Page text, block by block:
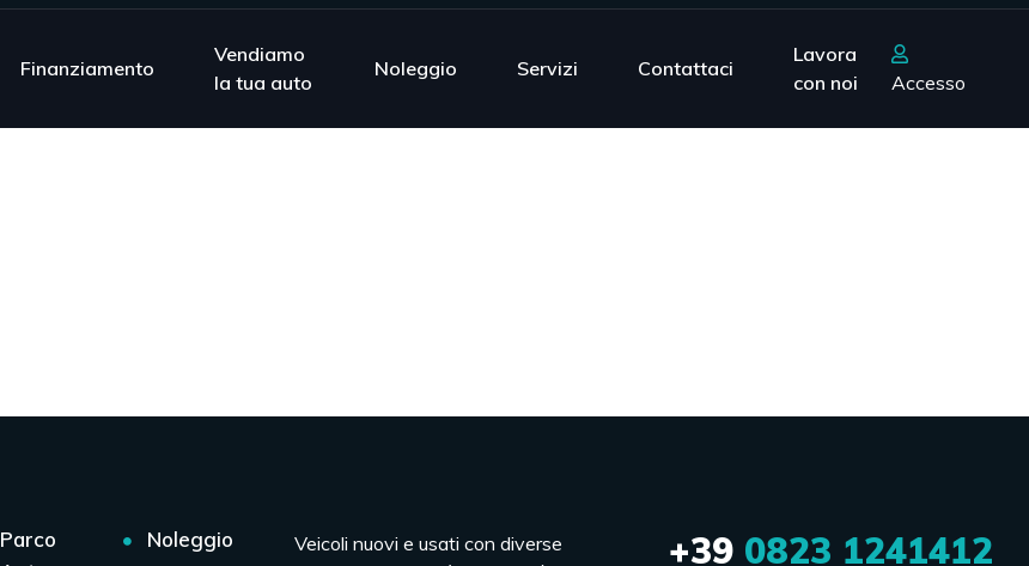
Finanziamento
Vendiamo
la tua auto
Noleggio Servizi Contattaci
Lavora
con noi
Accesso
Parco
Noleggio
Veicoli nuovi e usati con diverse
+390823 1241412